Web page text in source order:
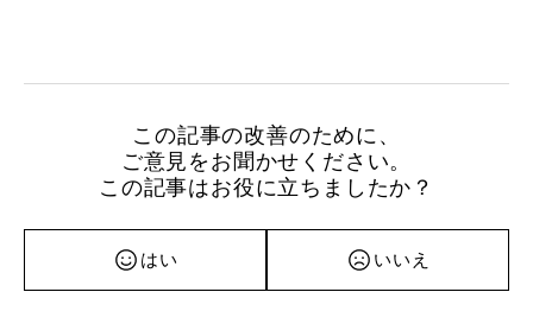
この記事の改善のために、
ご意見をお聞かせください。
この記事はお役に立ちましたか？
はい いいえ